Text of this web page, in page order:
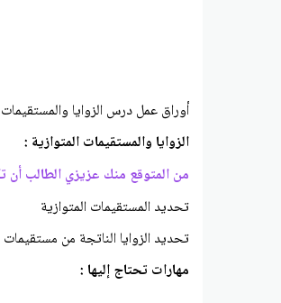
أوراق عمل درس الزوايا
الزوايا والمستقيمات المتوازية :
من المتوقع منك عزيزي الطالب أن
تحديد المستقيمات المتوازية
تحديد الزوايا الناتجة من
مهارات تحتاج إليها :